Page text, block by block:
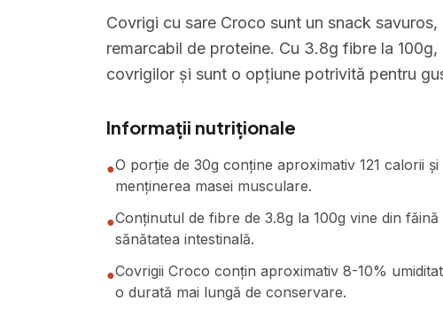
Covrigi cu sare Croco sunt un snack
remarcabil de proteine. Cu 3.8g fibre la
covrigilor și sunt o opțiune potrivită pentru
Informații nutriționale
●O porție de 30g conține aproximativ 121 calorii
menținerea masei musculare.
●Conținutul de fibre de 3.8g la 100g vine din
sănătatea intestinală.
●Covrigii Croco conțin aproximativ 8-10%
o durată mai lungă de conservare.